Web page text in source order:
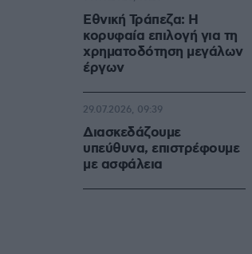
Εθνική Τράπεζα: Η
κορυφαία επιλογή για τη
χρηματοδότηση μεγάλων
έργων
Διασκεδάζουμε
υπεύθυνα, επιστρέφουμε
με ασφάλεια
29.07.2026, 09:39